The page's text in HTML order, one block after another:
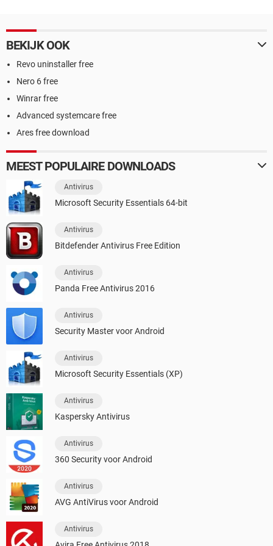
BEKIJK OOK
Revo uninstaller free
Nero 6 free
Winrar free
Advanced systemcare free
Ares free download
MEEST POPULAIRE DOWNLOADS
Antivirus
Microsoft Security Essentials 64-bit
Antivirus
Bitdefender Antivirus Free Edition
Antivirus
Panda Free Antivirus 2016
Antivirus
Security Master voor Android
Antivirus
Microsoft Security Essentials (XP)
Antivirus
Kaspersky Antivirus
Antivirus
360 Security voor Android
Antivirus
AVG AntiVirus voor Android
Antivirus